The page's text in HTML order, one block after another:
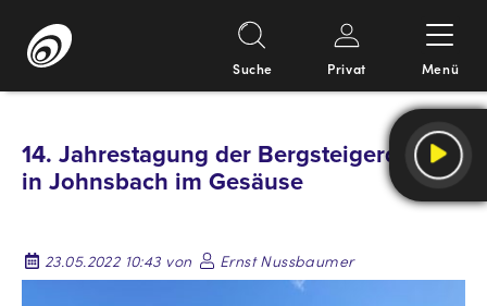
Inhalt
Suche Privat Menü
14. Jahrestagung der Bergsteigerdörfer
in Johnsbach im Gesäuse
23.05.2022 10:43 von Ernst Nussbaumer